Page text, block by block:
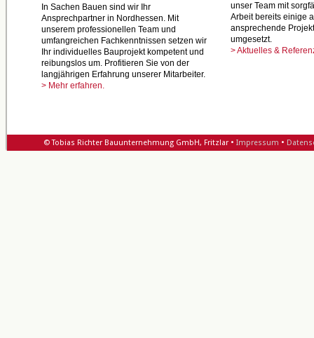
In Sachen Bauen sind wir Ihr
Ansprechpartner in Nordhessen. Mit
unserem professionellen Team und
umfangreichen Fachkenntnissen setzen wir
Ihr individuelles Bauprojekt kompetent und
reibungslos um. Profitieren Sie von der
langjährigen Erfahrung unserer Mitarbeiter.
> Mehr erfahren.
unser Team mit
Arbeit bereits einige
ansprechende
umgesetzt.
> Aktuelles &
© Tobias Richter Bauunternehmung GmbH, Fritzlar • Impressum •